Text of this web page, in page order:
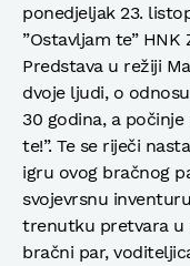
ponedjeljak 23.
”Ostavljam te” HNK
Predstava u režiji
dvoje ljudi, o
30 godina, a
te!”. Te se riječi
igru ovog bračnog
svojevrsnu
trenutku pretvara u
bračni par,